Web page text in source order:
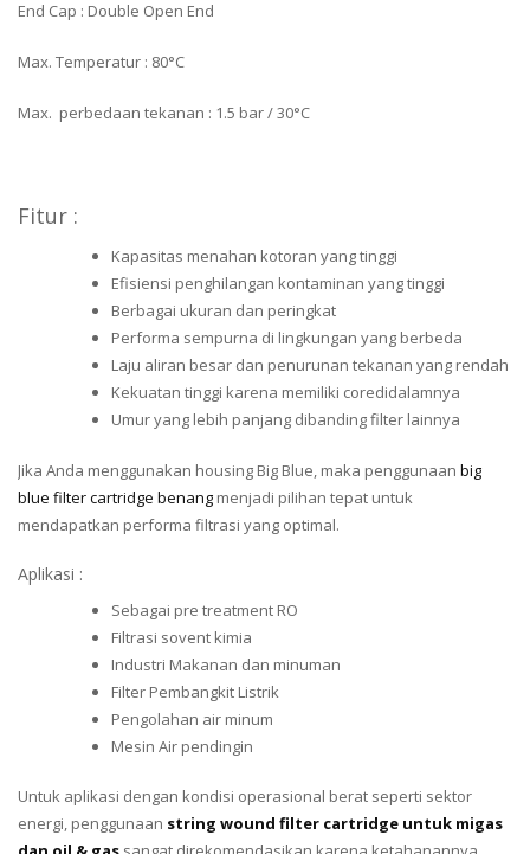
End Cap : Double Open End
Max. Temperatur : 80°C
Max. perbedaan tekanan : 1.5 bar / 30°C
Fitur :
Kapasitas menahan kotoran yang tinggi
Efisiensi penghilangan kontaminan yang tinggi
Berbagai ukuran dan peringkat
Performa sempurna di lingkungan yang berbeda
Laju aliran besar dan penurunan tekanan yang rendah
Kekuatan tinggi karena memiliki coredidalamnya
Umur yang lebih panjang dibanding filter lainnya
Jika Anda menggunakan housing Big Blue, maka penggunaan big
blue filter cartridge benang menjadi pilihan tepat untuk
mendapatkan performa filtrasi yang optimal.
Aplikasi :
Sebagai pre treatment RO
Filtrasi sovent kimia
Industri Makanan dan minuman
Filter Pembangkit Listrik
Pengolahan air minum
Mesin Air pendingin
Untuk aplikasi dengan kondisi operasional berat seperti sektor
energi, penggunaan string wound filter cartridge untuk migas